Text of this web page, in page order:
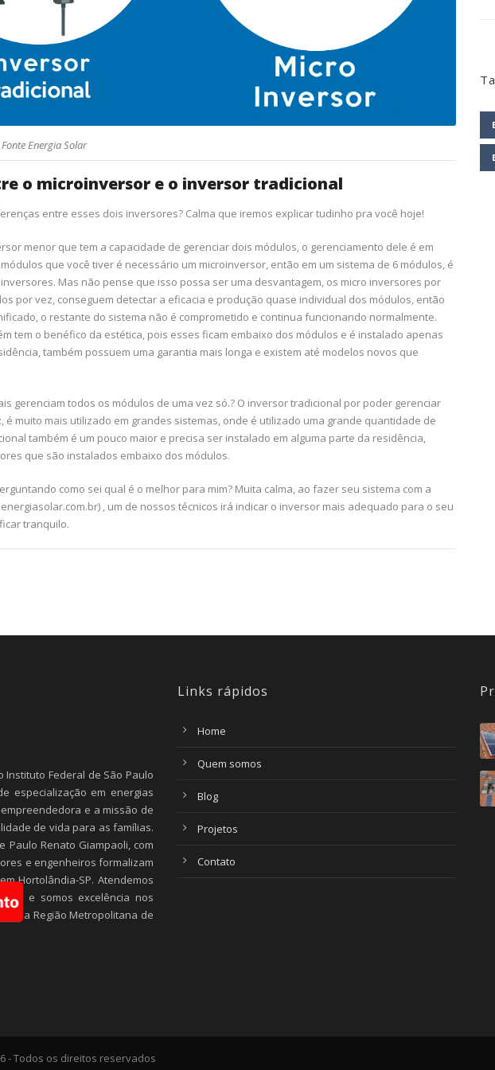
Fonte Energia Solar
o microinversor e o inversor tradicional
entre esses dois inversores? Calma que iremos explicar tudinho pra você hoje!
menor que tem a capacidade de gerenciar dois módulos, o gerenciamento dele é em
que você tiver é necessário um microinversor, então em um sistema de 6 módulos, é
Mas não pense que isso possa ser uma desvantagem, os micro inversores por
por vez, conseguem detectar a eficacia e produção quase individual dos módulos, então
o restante do sistema não é comprometido e continua funcionando normalmente.
tem o benéfico da estética, pois esses ficam embaixo dos módulos e é instalado apenas
também possuem uma garantia mais longa e existem até modelos novos que
gerenciam todos os módulos de uma vez só.? O inversor tradicional por poder gerenciar
é muito mais utilizado em grandes sistemas, onde é utilizado uma grande quantidade de
também é um pouco maior e precisa ser instalado em alguma parte da residência,
que são instalados embaixo dos módulos.
como sei qual é o melhor para mim? Muita calma, ao fazer seu sistema com a
, um de nossos técnicos irá indicar o inversor mais adequado para o seu
tranquilo.
Instituto Federal de São Paulo
especialização em energias
e a missão de
de vida para as famílias.
Paulo Renato Giampaoli, com
e engenheiros formalizam
em Hortolândia-SP. Atendemos
e somos excelência nos
a Região Metropolitana de
Links rápidos
Home
Quem somos
Blog
Projetos
Contato
- Todos os direitos reservados